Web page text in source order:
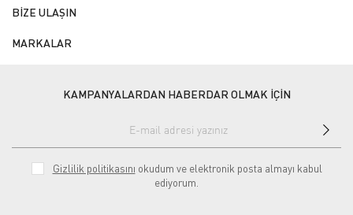
BİZE ULAŞIN
MARKALAR
KAMPANYALARDAN HABERDAR OLMAK İÇİN
Gizlilik politikasını okudum ve elektronik posta almayı kabul
ediyorum.